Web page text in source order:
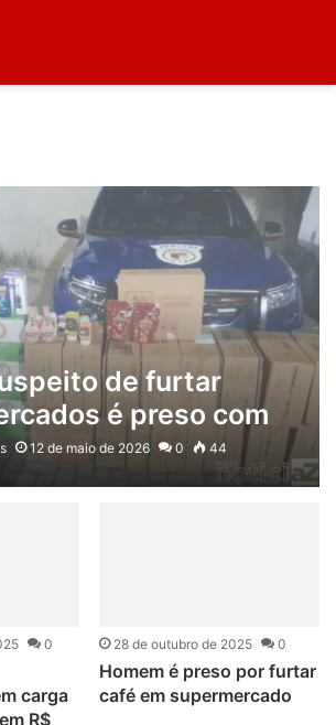
de furtar
é preso com
azeite e café em
12 de maio de 2026 0 44
0
carga
R$
28 de outubro de 2025 0
Homem é preso por furtar
café em supermercado